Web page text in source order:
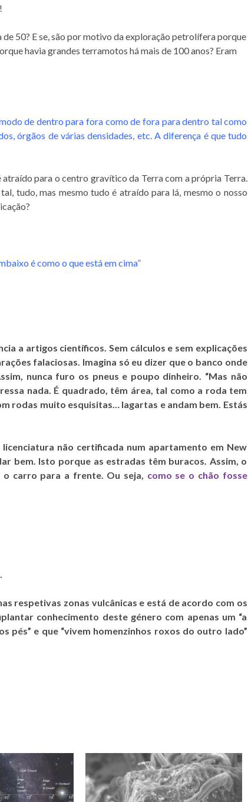
50? E se, são por motivo da exploração petrolífera porque
havia grandes terramotos há mais de 100 anos? Eram
de dentro para fora como de fora para dentro tal como
órgãos de várias densidades, etc. A diferença é que tudo
para o centro gravítico da Terra com a própria Terra.
tudo, mas mesmo tudo é atraído para lá, mesmo o nosso
é como o que está em cima”
a artigos científicos. Sem cálculos e sem explicações
falaciosas. Imagina só eu dizer que o banco onde
nunca furo os pneus e poupo dinheiro. “Mas não
nada. É quadrado, têm área, tal como a roda tem
rodas muito esquisitas… lagartas e andam bem. Estás
não certificada num apartamento em New
bem. Isto porque as estradas têm buracos. Assim, o
carro para a frente. Ou seja, como se o chão fosse
respetivas zonas vulcânicas e está de acordo com os
conhecimento deste género com apenas um “a
pés” e que “vivem homenzinhos roxos do outro lado”